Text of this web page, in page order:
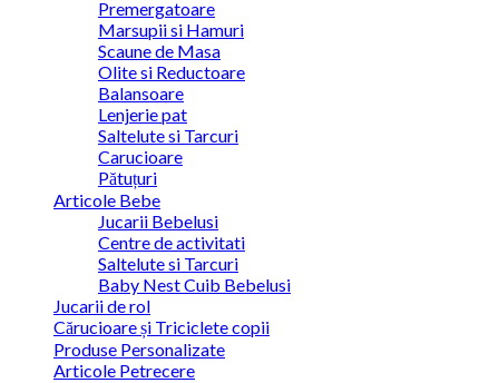
Premergatoare
Marsupii si Hamuri
Scaune de Masa
Olite si Reductoare
Balansoare
Lenjerie pat
Saltelute si Tarcuri
Carucioare
Pătuțuri
Articole Bebe
Jucarii Bebelusi
Centre de activitati
Saltelute si Tarcuri
Baby Nest Cuib Bebelusi
Jucarii de rol
Cărucioare și Triciclete copii
Produse Personalizate
Articole Petrecere